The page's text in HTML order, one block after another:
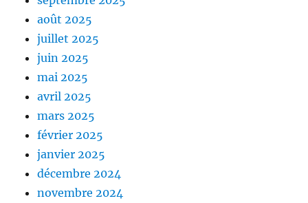
août 2025
juillet 2025
juin 2025
mai 2025
avril 2025
mars 2025
février 2025
janvier 2025
décembre 2024
novembre 2024